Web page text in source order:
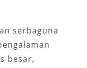
serbaguna
besar,